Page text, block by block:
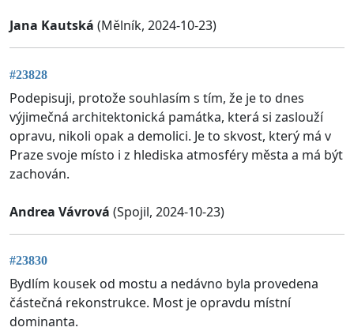
Jana Kautská (Mělník, 2024-10-23)
#23828
Podepisuji, protože souhlasím s tím, že je to dnes
výjimečná architektonická památka, která si zaslouží
opravu, nikoli opak a demolici. Je to skvost, který má v
Praze svoje místo i z hlediska atmosféry města a má být
zachován.
Andrea Vávrová (Spojil, 2024-10-23)
#23830
Bydlím kousek od mostu a nedávno byla provedena
částečná rekonstrukce. Most je opravdu místní
dominanta.